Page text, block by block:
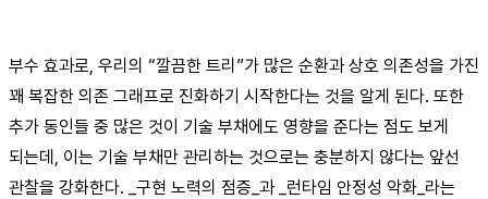
부수 효과로, 우리의 “깔끔한 트리”가 많은 순환과 상호 의존성을 가진
꽤 복잡한 의존 그래프로 진화하기 시작한다는 것을 알게 된다. 또한
추가 동인들 중 많은 것이 기술 부채에도 영향을 준다는 점도 보게
되는데, 이는 기술 부채만 관리하는 것으로는 충분하지 않다는 앞선
관찰을 강화한다. _구현 노력의 점증_과 _런타임 안정성 악화_라는